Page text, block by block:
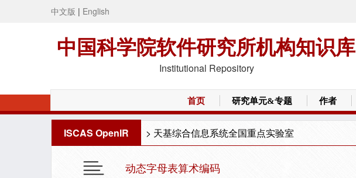
中文版 | English
中国科学院软件研究所机构知识库
Institutional Repository
首页 研究单元&专题 作者
ISCAS OpenIR > 天基综合信息系统全国重点实验室
动态字母表算术编码